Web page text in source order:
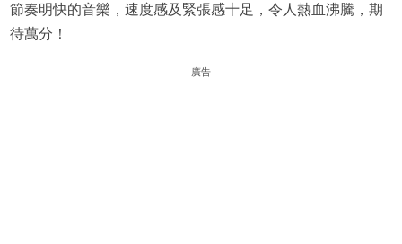
節奏明快的音樂，速度感及緊張感十足，令人熱血沸騰，期
待萬分！
廣告